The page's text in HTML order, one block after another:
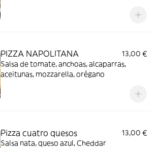
PIZZA NAPOLITANA
13,00 €
Salsa de tomate, anchoas, alcaparras,
aceitunas, mozzarella, orégano
Pizza cuatro quesos
13,00 €
Salsa nata, queso azul, Cheddar